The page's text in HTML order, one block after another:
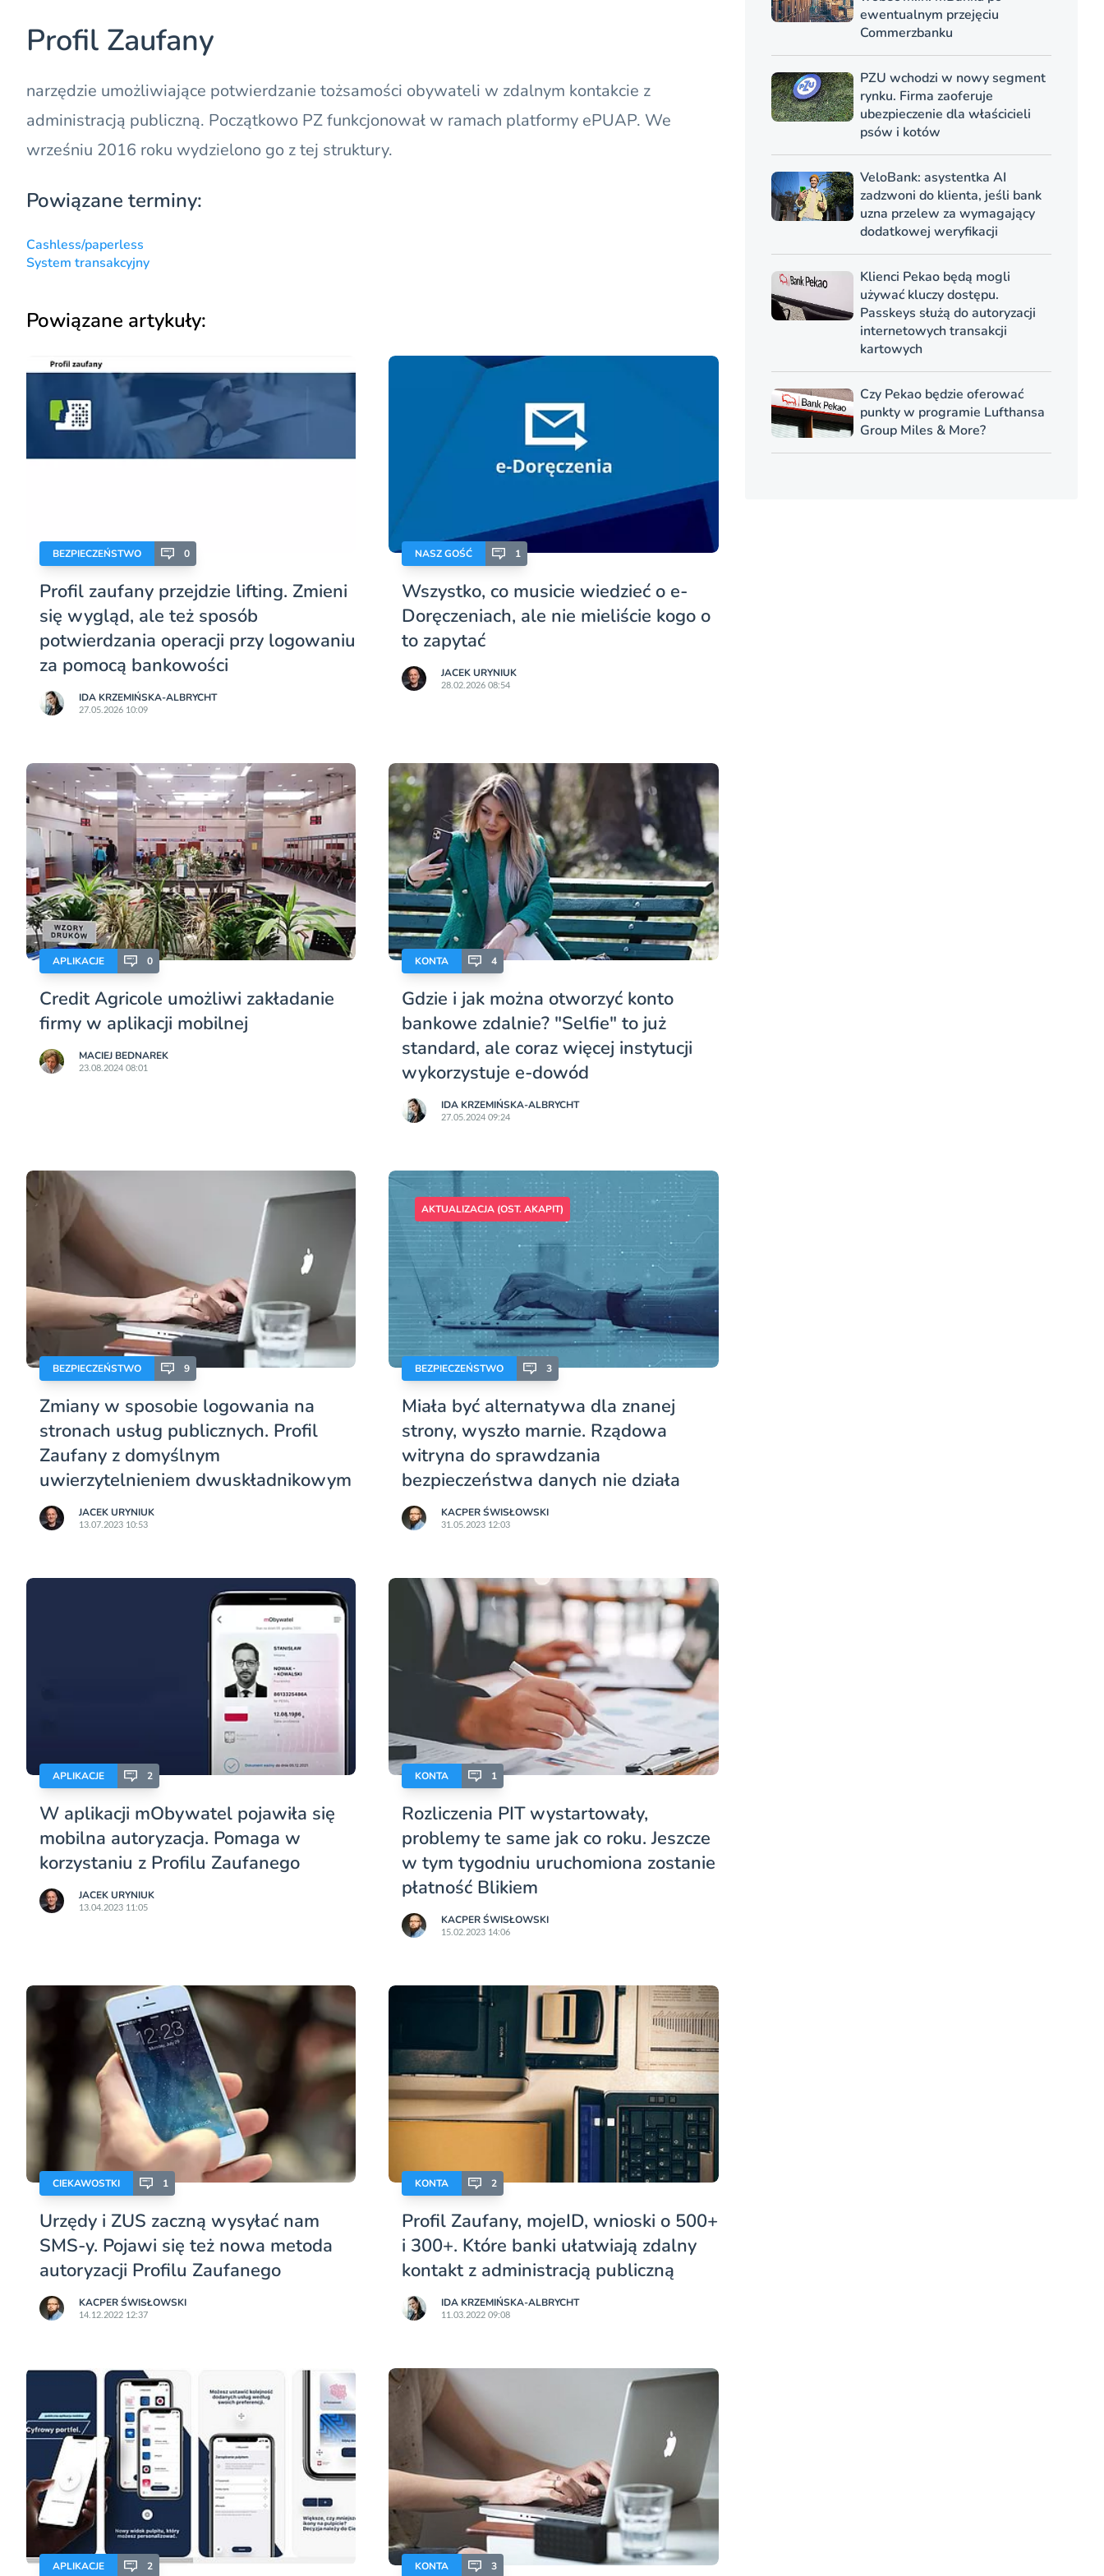
Profil Zaufany
narzędzie umożliwiające potwierdzanie tożsamości obywateli w zdalnym kontakcie z
administracją publiczną. Początkowo PZfunkcjonował w ramach platformy ePUAP. We
wrześniu 2016 roku wydzielono go z tej struktury.
Powiązane terminy:
Cashless/paperless
System transakcyjny
Powiązane artykuły:
BEZPIECZEŃSTWO 0
Profil zaufany przejdzie lifting. Zmieni
się wygląd, ale też sposób
potwierdzania operacji przy logowaniu
za pomocą bankowości
IDA KRZEMIŃSKA-ALBRYCHT
27.05.2026 10:09
NASZ GOŚĆ 1
Wszystko, co musicie wiedzieć o e-
Doręczeniach, ale nie mieliście kogo o
to zapytać
JACEK URYNIUK
28.02.2026 08:54
APLIKACJE 0
Credit Agricole umożliwi zakładanie
firmy w aplikacji mobilnej
MACIEJ BEDNAREK
23.08.2024 08:01
KONTA 4
Gdzie i jak można otworzyć konto
bankowe zdalnie? "Selfie" to już
standard, ale coraz więcej instytucji
wykorzystuje e-dowód
IDA KRZEMIŃSKA-ALBRYCHT
27.05.2024 09:24
BEZPIECZEŃSTWO 9
Zmiany w sposobie logowania na
stronach usług publicznych. Profil
Zaufany z domyślnym
uwierzytelnieniem dwuskładnikowym
JACEK URYNIUK
13.07.2023 10:53
AKTUALIZACJA (OST. AKAPIT)
BEZPIECZEŃSTWO 3
Miała być alternatywa dla znanej
strony, wyszło marnie. Rządowa
witryna do sprawdzania
bezpieczeństwa danych nie działa
KACPER ŚWISŁOWSKI
31.05.2023 12:03
APLIKACJE 2
W aplikacji mObywatel pojawiła się
mobilna autoryzacja. Pomaga w
korzystaniu z Profilu Zaufanego
JACEK URYNIUK
13.04.2023 11:05
KONTA 1
Rozliczenia PIT wystartowały,
problemy te same jak co roku. Jeszcze
w tym tygodniu uruchomiona zostanie
płatność Blikiem
KACPER ŚWISŁOWSKI
15.02.2023 14:06
CIEKAWOSTKI 1
Urzędy i ZUS zaczną wysyłać nam
SMS-y. Pojawi się też nowa metoda
autoryzacji Profilu Zaufanego
KACPER ŚWISŁOWSKI
14.12.2022 12:37
KONTA 2
Profil Zaufany, mojeID, wnioski o 500+
i 300+. Które banki ułatwiają zdalny
kontakt z administracją publiczną
IDA KRZEMIŃSKA-ALBRYCHT
11.03.2022 09:08
APLIKACJE 2 KONTA 3
ewentualnym przejęciu
Commerzbanku
PZU wchodzi w nowy segment
rynku. Firma zaoferuje
ubezpieczenie dla właścicieli
psów i kotów
VeloBank: asystentka AI
zadzwoni do klienta, jeśli bank
uzna przelew za wymagający
dodatkowej weryfikacji
Klienci Pekao będą mogli
używać kluczy dostępu.
Passkeys służą do autoryzacji
internetowych transakcji
kartowych
Czy Pekao będzie oferować
punkty w programie Lufthansa
Group Miles & More?